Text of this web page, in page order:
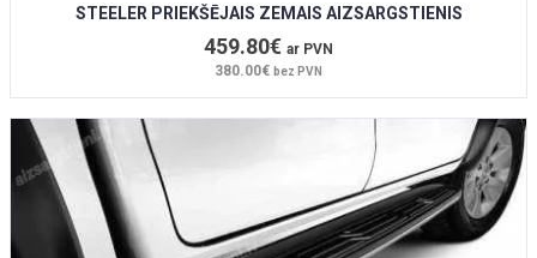
STEELER PRIEKŠĒJAIS ZEMAIS AIZSARGSTIENIS
459.80€ ar PVN
380.00€ bez PVN